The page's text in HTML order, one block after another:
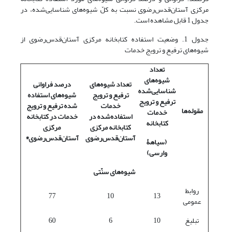
مرکزی آستان‌قدس‌رضوی نسبت به کلّ شیوه‌های شناسایی‌شده، در
جدول 1 قابل مشاهده است.
جدول 1. وضعیت استفاده کتابخانه مرکزی آستان‌قدس‌رضوی از
شیوه‌های ترفیع و ترویج خدمات
مقوله‌ها
تعداد
شیوه‌های
شناسایی‌شده
ترفیع و ترویج
خدمات
کتابخانه
(سیاهۀ
وارسی)
تعداد شیوه‌های
ترفیع و ترویج
خدمات
استفاده‌شده در
کتابخانه مرکزی
آستان‌‌‌قدس‌رضوی
درصد فراوانی
شیوه‌های استفاده
شده ترفیع و ترویج
خدمات در کتابخانه
مرکزی
آستان‌قدس‌رضوی*
شیوه‌های سنّتی
روابط
عمومی 13
10
77
تبلیغ
10
6
60